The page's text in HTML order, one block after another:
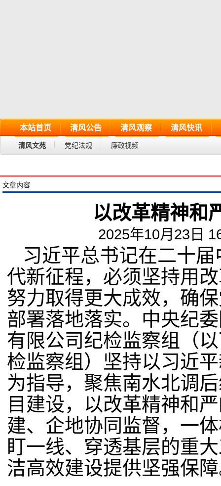
本站首页 清风公告 清风观察 清风快讯
清风文苑 党纪法规 廉政视频
文章内容
以改革精神和
2025年10月23日
习近平总书记在二十
代新征程，必须坚持用
努力取得更大成效，确
部署落地落实。中央纪
有限公司纪检监察组（
检监察组）坚持以习近
为指导，聚焦南水北调
目建设，以改革精神和
建、企地协同监督，一
盯一线、穿透基层的重
洁高效建设提供坚强保